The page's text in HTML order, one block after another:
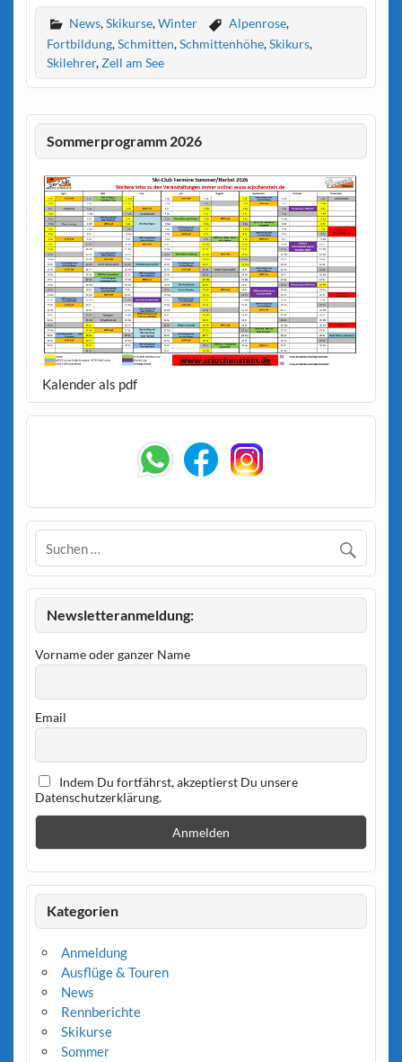
News,Skikurse,Winter Alpenrose,
Fortbildung,Schmitten,Schmittenhöhe,Skikurs,
Skilehrer,Zell am See
Sommerprogramm 2026
Kalender als pdf
Newsletteranmeldung:
Vorname oder ganzer Name
Email
Indem Du fortfährst, akzeptierst Du unsere
Datenschutzerklärung.
Kategorien
Anmeldung
Ausflüge & Touren
News
Rennberichte
Skikurse
Sommer